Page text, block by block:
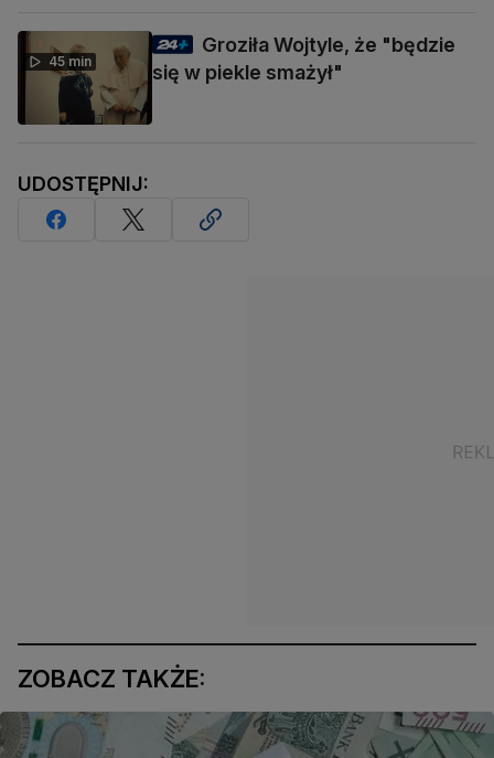
45 min
Groziła Wojtyle, że "będzie
się w piekle smażył"
UDOSTĘPNIJ:
ZOBACZ TAKŻE: